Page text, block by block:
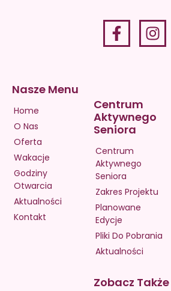
Nasze Menu
Home
O Nas
Oferta
Wakacje
Godziny
Otwarcia
Aktualności
Kontakt
Centrum
Aktywnego
Seniora
Centrum
Aktywnego
Seniora
Zakres Projektu
Planowane
Edycje
Pliki Do Pobrania
Aktualności
Zobacz Także